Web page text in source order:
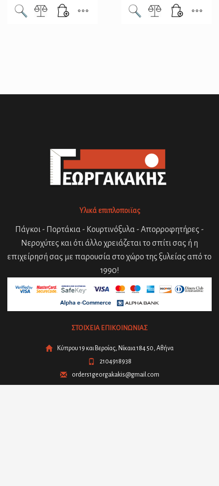
Υλικά επιπλοποιϊας
Πάγκοι - Πορτάκια - Κουρτινόξυλα - Απορροφητήρες -
Νεροχύτες και ότι άλλο χρειάζεται το σπίτι σας ή η
επιχείρησή σας με παρουσία στο χώρο της ξυλείας από το
1990!
ΣΤΟΙΧΕΙΑ ΕΠΙΚΟΙΝΩΝΙΑΣ
Κύπρου 19 και Βεροίας, Νίκαια 184 50, Αθήνα
2104918938
orders1georgakakis@gmail.com